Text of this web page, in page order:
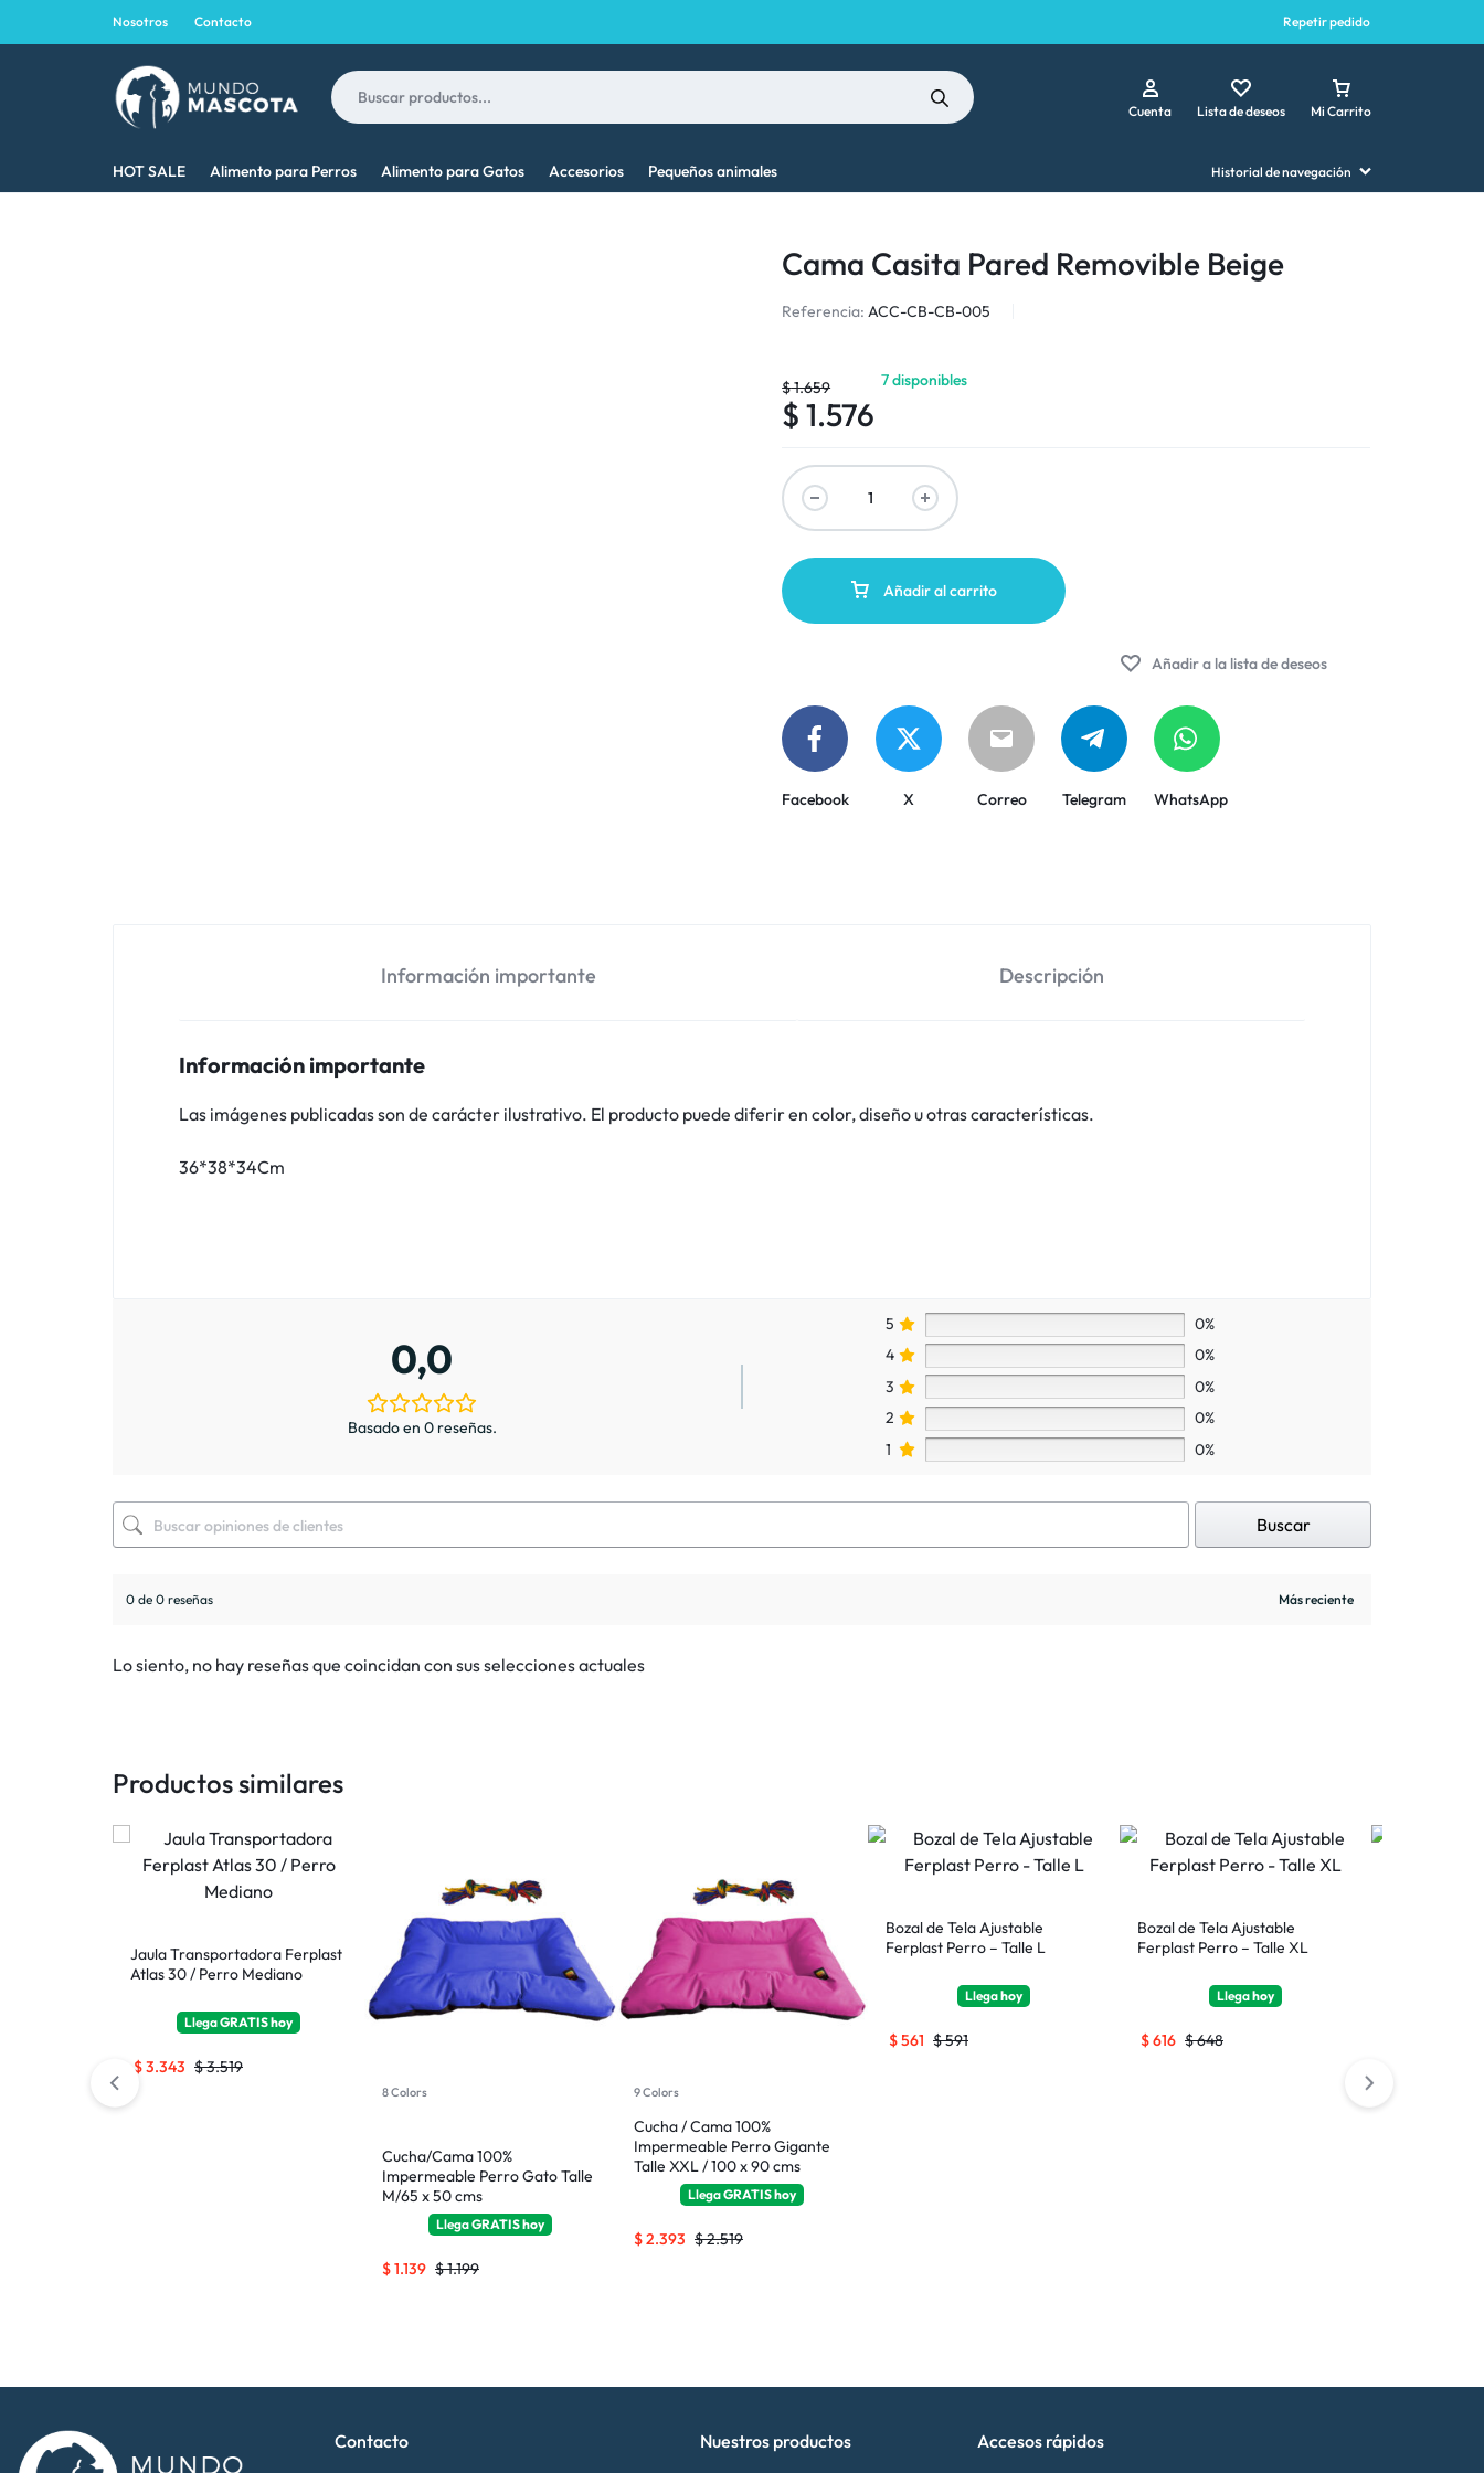
Nosotros Contacto Repetir pedido
MASCOTA
MEJOR
Cuenta Lista de deseos Mi Carrito
HOT SALE Alimento para Perros Alimento para Gatos Accesorios Pequeños animales Historial de navegación
Cama Casita Pared Removible Beige
Referencia: ACC-CB-CB-005
$1.659
$ 1.576
7 disponibles
Añadir al carrito
Añadir a la lista de deseos
Facebook X Correo Telegram WhatsApp
Información importante Descripción
Información importante
Las imágenes publicadas son de carácter ilustrativo. El producto puede diferir en color, diseño u otras características.
36*38*34Cm
0,0
Basado en 0 reseñas.
5
0%
4
0%
3
0%
2
0%
1
0%
Buscar
0 de 0 reseñas
Lo siento, no hay reseñas que coincidan con sus selecciones actuales
Productos similares
Jaula Transportadora Ferplast
Atlas 30 / Perro Mediano
LlegaGRATIShoy
$3.519
$3.343
8 Colors
Cucha/Cama 100%
Impermeable Perro Gato Talle
M/65 x 50 cms
LlegaGRATIShoy
$1.199
$1.139
9 Colors
Cucha / Cama 100%
Impermeable Perro Gigante
Talle XXL / 100 x 90 cms
LlegaGRATIShoy
$2.519
$2.393
Bozal de Tela Ajustable
Ferplast Perro – Talle L
Llegahoy
$591
$561
Bozal de Tela Ajustable
Ferplast Perro – Talle XL
Llegahoy
$648
$616
Contacto Nuestros productos Accesos rápidos